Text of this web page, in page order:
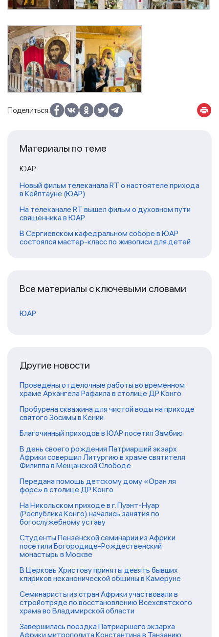
Поделиться:
Материалы по теме
ЮАР
Новый фильм телеканала RT о настоятеле прихода
в Кейптауне (ЮАР)
На телеканале RT вышел фильм о духовном пути
священника в ЮАР
В Сергиевском кафедральном соборе в ЮАР
состоялся мастер-класс по живописи для детей
Все материалы с ключевыми словами
ЮАР
Другие новости
Проведены отделочные работы во временном
храме Архангела Рафаила в столице ДР Конго
Пробурена скважина для чистой воды на приходе
святого Зосимы в Кении
Благочинный приходов в ЮАР посетил Замбию
В день своего рождения Патриарший экзарх
Африки совершил Литургию в храме святителя
Филиппа в Мещанской Слободе
Передана помощь детскому дому «Оран ля
форс» в столице ДР Конго
На Никольском приходе в г. Пуэнт-Нуар
(Республика Конго) начались занятия по
богослужебному уставу
Студенты Пензенской семинарии из Африки
посетили Богородице-Рождественский
монастырь в Москве
В Церковь Христову приняты девять бывших
клириков неканонической общины в Камеруне
Семинаристы из стран Африки участвовали в
стройотряде по восстановлению Всехсвятского
храма во Владимирской области
Завершилась поездка Патриаршего экзарха
Африки митрополита Константина в Танзанию